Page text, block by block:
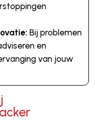
Bij problemen
en
van jouw